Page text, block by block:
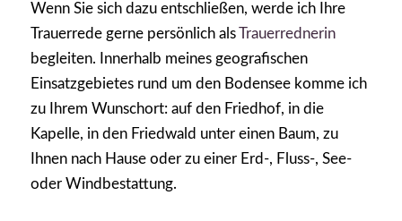
Wenn Sie sich dazu entschließen, werde ich Ihre
Trauerrede gerne persönlich alsTrauerrednerin
begleiten. Innerhalb meines geografischen
Einsatzgebietes rund um den Bodensee komme ich
zu Ihrem Wunschort: auf den Friedhof, in die
Kapelle, in den Friedwald unter einen Baum, zu
Ihnen nach Hause oder zu einer Erd-, Fluss-, See-
oder Windbestattung.